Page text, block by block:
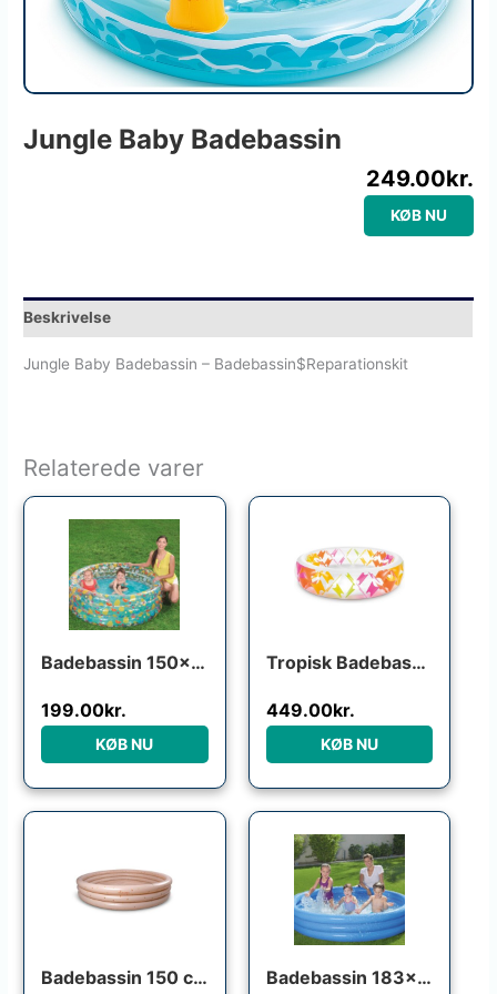
Jungle Baby Badebassin
249.00kr.
KØB NU
Beskrivelse
Jungle Baby Badebassin – Badebassin$Reparationskit
Relaterede varer
Badebassin 150×53 cm ”TROPISK”
199.00kr.
KØB NU
Tropisk Badebassin
449.00kr.
KØB NU
Badebassin 150 cm Alfie – Cool Summer
Den oprindelige pris var: 349.95kr..
Den aktuelle pris er: 174.98kr..
Badebassin 183×33 cm